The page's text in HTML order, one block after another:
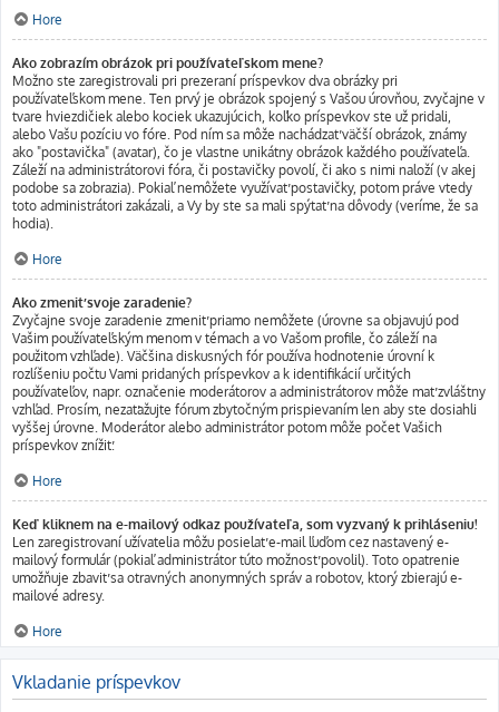
Hore
Ako zobrazím obrázok pri používateľskom mene?
Možno ste zaregistrovali pri prezeraní príspevkov dva obrázky pri
používateľskom mene. Ten prvý je obrázok spojený s Vašou úrovňou, zvyčajne v
tvare hviezdičiek alebo kociek ukazujúcich, koľko príspevkov ste už pridali,
alebo Vašu pozíciu vo fóre. Pod ním sa môže nachádzať väčší obrázok, známy
ako "postavička" (avatar), čo je vlastne unikátny obrázok každého používateľa.
Záleží na administrátorovi fóra, či postavičky povolí, či ako s nimi naloží (v akej
podobe sa zobrazia). Pokiaľ nemôžete využívať postavičky, potom práve vtedy
toto administrátori zakázali, a Vy by ste sa mali spýtať na dôvody (veríme, že sa
hodia).
Hore
Ako zmeniť svoje zaradenie?
Zvyčajne svoje zaradenie zmeniť priamo nemôžete (úrovne sa objavujú pod
Vašim používateľským menom v témach a vo Vašom profile, čo záleží na
použitom vzhľade). Väčšina diskusných fór používa hodnotenie úrovní k
rozlíšeniu počtu Vami pridaných príspevkov a k identifikácií určitých
používateľov, napr. označenie moderátorov a administrátorov môže mať zvláštny
vzhľad. Prosím, nezaťažujte fórum zbytočným prispievaním len aby ste dosiahli
vyššej úrovne. Moderátor alebo administrátor potom môže počet Vašich
príspevkov znížiť.
Hore
Keď kliknem na e-mailový odkaz používateľa, som vyzvaný k prihláseniu!
Len zaregistrovaní užívatelia môžu posielať e-mail ľuďom cez nastavený e-
mailový formulár (pokiaľ administrátor túto možnosť povolil). Toto opatrenie
umožňuje zbaviť sa otravných anonymných správ a robotov, ktorý zbierajú e-
mailové adresy.
Hore
Vkladanie príspevkov